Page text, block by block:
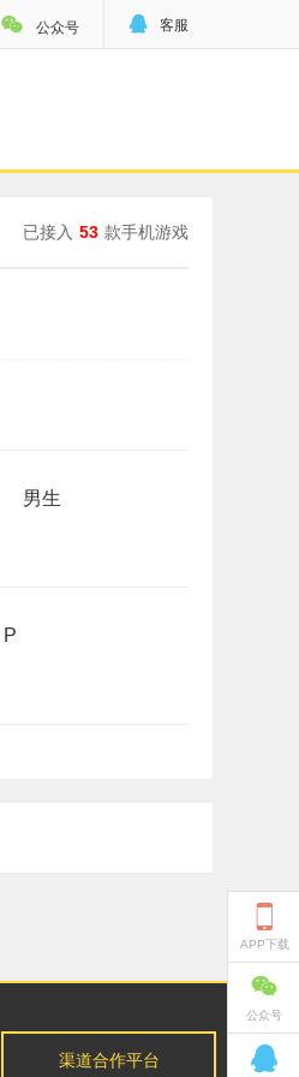
 公众号  客服
已接入 53 款手机游戏
男生
P
渠道合作平台

APP下载

公众号
